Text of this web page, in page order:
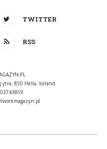
TWITTER
RSS
ytra, 850 Hella, Iceland